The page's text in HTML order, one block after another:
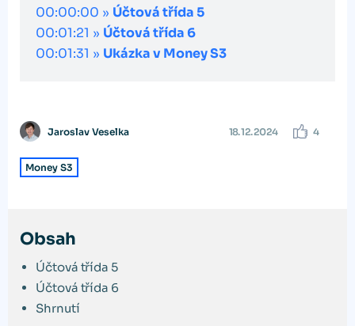
00:00:00 » Účtová třída 5
00:01:21 » Účtová třída 6
00:01:31 » Ukázka v Money S3
Jaroslav Veselka 18. 12. 2024 4
Money S3
Obsah
Účtová třída 5
Účtová třída 6
Shrnutí